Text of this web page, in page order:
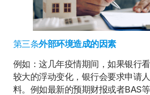
第三条外部环境造成的因素
例如：这几年疫情期间，如果银行
较大的浮动变化，银行会要求申请
料。例如最新的预期财报或者BAS等